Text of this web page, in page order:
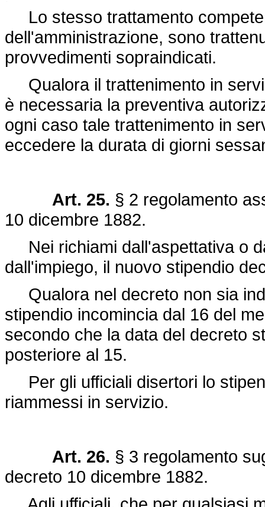
Lo stesso trattamento
dell'amministrazione, sono
provvedimenti sopraindicati.
Qualora il trattenimento in
è necessaria la preventiva
ogni caso tale trattenimento in
eccedere la durata di giorni
Art. 25. § 2 regolamento
10 dicembre 1882.
Nei richiami dall'aspettativa o
dall'impiego, il nuovo stipendio
Qualora nel decreto non sia
stipendio incomincia dal 16 del
secondo che la data del decreto
posteriore al 15.
Per gli ufficiali disertori lo
riammessi in servizio.
Art. 26. § 3 regolamento
decreto 10 dicembre 1882.